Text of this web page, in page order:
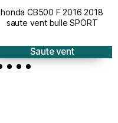
honda CB500 F 2016 2018
saute vent bulle SPORT
Saute vent